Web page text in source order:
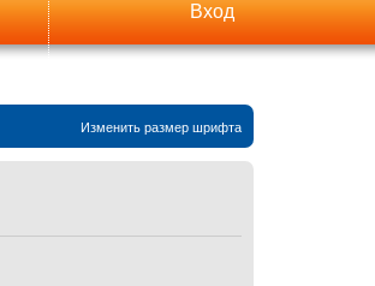
Вход
Изменить размер шрифта